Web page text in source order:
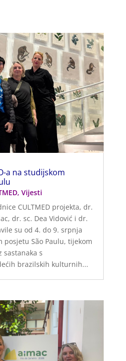
a na studijskom
, Vijesti
CULTMED projekta, dr.
dr. sc. Dea Vidović i dr.
su od 4. do 9. srpnja
posjetu São Paulu, tijekom
sastanaka s
brazilskih kulturnih...